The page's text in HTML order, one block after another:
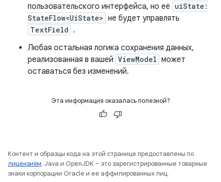
пользовательского интерфейса, но её uiState:
StateFlow<UiState> не будет управлять
TextField .
Любая остальная логика сохранения данных,
реализованная в вашей ViewModel может
оставаться без изменений.
Эта информация оказалась полезной?
Контент и образцы кода на этой странице предоставлены по
лицензиям. Java и OpenJDK – это зарегистрированные товарные
знаки корпорации Oracle и ее аффилированных лиц.